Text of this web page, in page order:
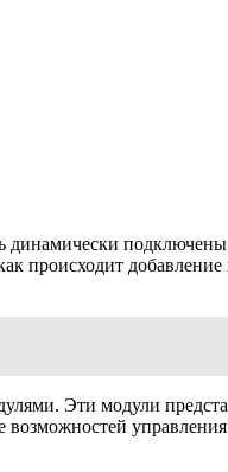
динамически
происходит
Эти модули